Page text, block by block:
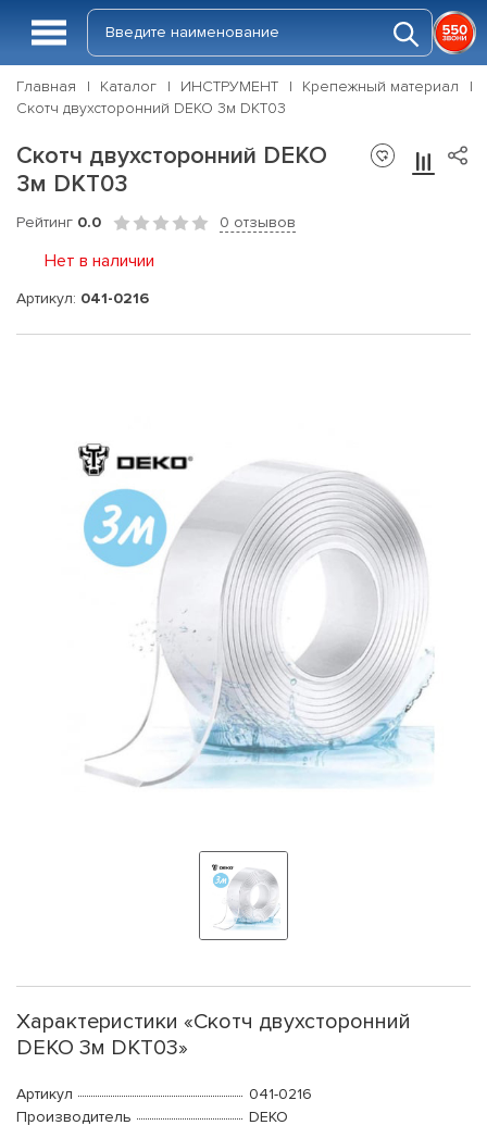
Главная Каталог ИНСТРУМЕНТ
Крепежный материал
Скотч двухсторонний DEKO 3м DKT03
Скотч двухсторонний DEKO
3м DKT03
Рейтинг 0.0 0 отзывов
Нет в наличии
Артикул: 041-0216
Характеристики «Скотч двухсторонний
DEKO 3м DKT03»
Артикул
041-0216
Производитель
DEKO